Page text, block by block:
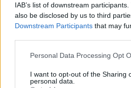
IAB’s list of downstream
also be disclosed by us to third
Downstream Participants that may
Please note that this website/app
not limited to your visit or usage
grant or deny consent to Google
Personal Data Processing Opt
I want to opt-out of the Sharing
personal data.
ce
b
o
o
k
it
te
r
te
re
st
at
s
A
p
p
a
re
Articolo
Prossimo